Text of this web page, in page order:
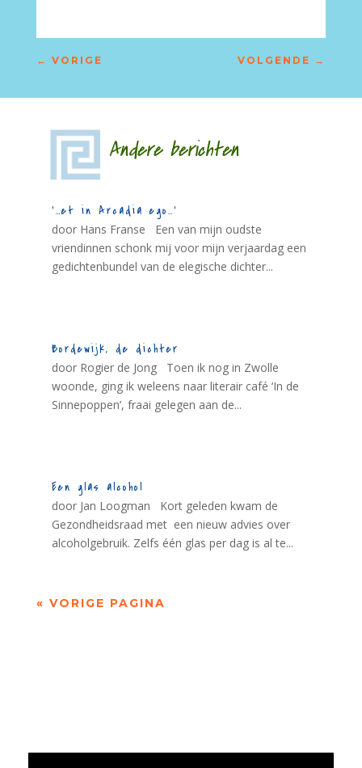
← VORIGE VOLGENDE →
Andere berichten
‘…et in Arcadia ego…’
door Hans Franse Een van mijn oudste
vriendinnen schonk mij voor mijn verjaardag een
gedichtenbundel van de elegische dichter...
Bordewijk, de dichter
door Rogier de Jong Toen ik nog in Zwolle
woonde, ging ik weleens naar literair café ‘In de
Sinnepoppen’, fraai gelegen aan de...
Een glas alcohol
door Jan Loogman Kort geleden kwam de
Gezondheidsraad met een nieuw advies over
alcoholgebruik. Zelfs één glas per dag is al te...
« VORIGE PAGINA